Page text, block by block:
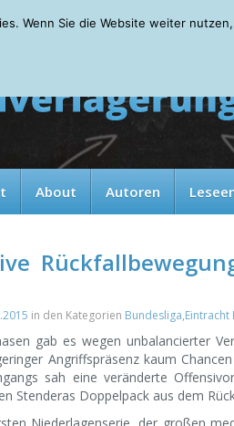
About Autoren
in den Kategorien Bundesliga,Eintracht
gab es wegen unbalancierter
Angriffspräsenz kaum
sah eine veränderte
Stenderas Doppelpack aus dem
Wenn Sie die Website weiter